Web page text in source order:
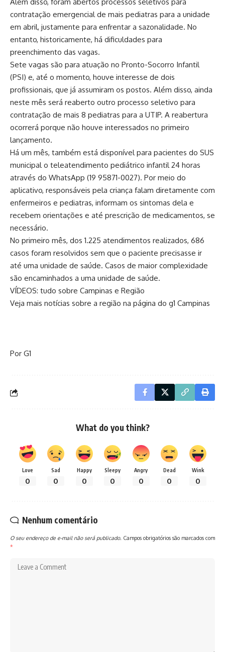
contratação emergencial de mais pediatras para a unidade
em abril, justamente para enfrentar a sazonalidade. No
entanto, historicamente, há dificuldades para
preenchimento das vagas.
Sete vagas são para atuação no Pronto-Socorro Infantil
(PSI) e, até o momento, houve interesse de dois
profissionais, que já assumiram os postos. Além disso, ainda
neste mês será reaberto outro processo seletivo para
contratação de mais 8 pediatras para a UTIP. A reabertura
ocorrerá porque não houve interessados no primeiro
lançamento.
Há um mês, também está disponível para pacientes do SUS
municipal o teleatendimento pediátrico infantil 24 horas
através do WhatsApp (19 95871-0027). Por meio do
aplicativo, responsáveis pela criança falam diretamente com
enfermeiros e pediatras, informam os sintomas dela e
recebem orientações e até prescrição de medicamentos, se
necessário.
No primeiro mês, dos 1.225 atendimentos realizados, 686
casos foram resolvidos sem que o paciente precisasse ir
até uma unidade de saúde. Casos de maior complexidade
são encaminhados a uma unidade de saúde.
VÍDEOS: tudo sobre Campinas e Região
Veja mais notícias sobre a região na página do g1 Campinas
Por G1
What do you think?
Love
0
Sad
0
Happy
0
Sleepy
0
Angry
0
Dead
0
Wink
0
Nenhum comentário
O seu endereço de e-mail não será publicado. Campos obrigatórios são marcados com
*